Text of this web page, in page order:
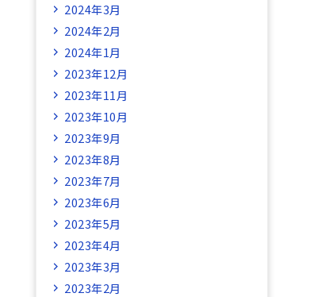
2024年3月
2024年2月
2024年1月
2023年12月
2023年11月
2023年10月
2023年9月
2023年8月
2023年7月
2023年6月
2023年5月
2023年4月
2023年3月
2023年2月